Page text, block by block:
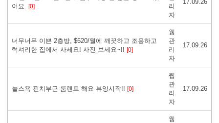
어요. [0]
리
자
17.09.26
너무너무 이쁜 2층방, $620/월에 깨끗하고 조용하고
럭셔리한 집에서 사세요! 사진 보세요~!! [0]
웹
관
리
자
17.09.26
놀스욕 핀치부근 룸렌트 해요 뷰잉시작!! [0]
웹
관
리
자
17.09.26
웹